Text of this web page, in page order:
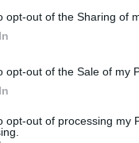
opt-out of the Sharing of
opt-out of the Sale of my
opt-out of processing my
nuteisti penki asmenys,
medžiagas:
merginai – 20 metų
00:01:34
per „Telegram“